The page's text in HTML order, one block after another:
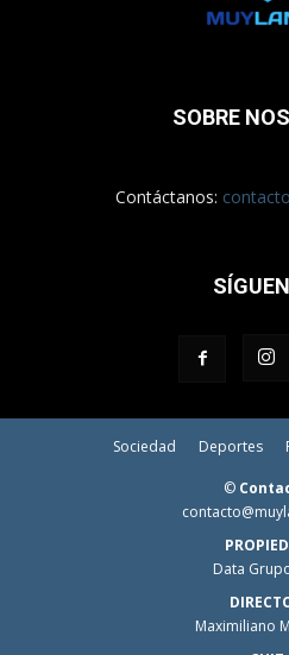
SOBRE
Contáctanos:
Sociedad Deportes
©
Data
Maximiliano